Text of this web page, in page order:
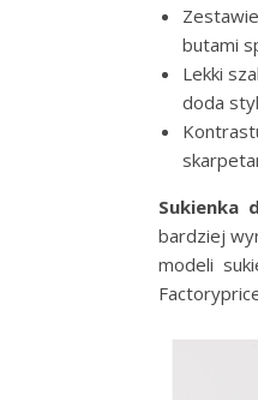
butami
Lekki
doda
Sukienka
bardziej
modeli